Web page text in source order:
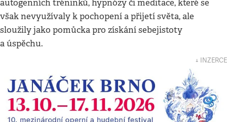
autogenních tréninků, hypnózy či meditace, které se
však nevyužívaly k pochopení a přijetí světa, ale
sloužily jako pomůcka pro získání sebejistoty
a úspěchu.
↓ INZERCE